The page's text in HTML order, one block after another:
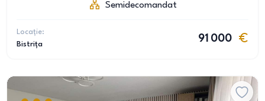
Semidecomandat
Locație:
Bistrița
91 000